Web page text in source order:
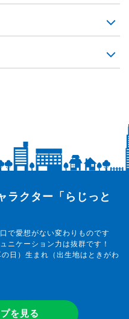
ラクター「らじっと
で愛想がない変わりものです
ニケーション力は抜群です！
日）生まれ（出生地はときがわ
を見る